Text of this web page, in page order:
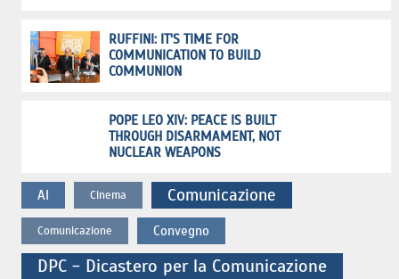
RUFFINI: IT'S TIME FOR
COMMUNICATION TO BUILD
COMMUNION
POPE LEO XIV: PEACE IS BUILT
THROUGH DISARMAMENT, NOT
NUCLEAR WEAPONS
AI Cinema Comunicazione
Comunicazione Convegno
DPC - Dicastero per la Comunicazione